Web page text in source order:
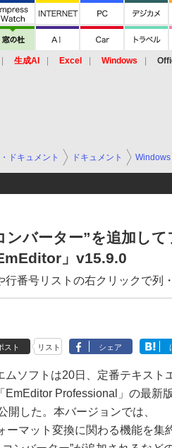
生成AI Excel Windows
ドキュメント ドキュメント Windows
ンバーター”を追加し
」v15.9.0
行番号リストの右クリックで列
スト リスト シェア
ソフトは20日、定番テキスト
EmEditor Professional」の最新版
開した。本バージョンでは、
ーマット変換に関わる機能を集